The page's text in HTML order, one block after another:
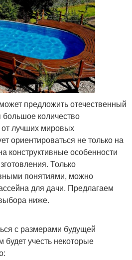
предложить отечественный
количество
лучших мировых
ориентироваться не только на
конструктивные особенности
Только
понятиями, можно
для дачи. Предлагаем
ниже.
с размерами будущей
учесть некоторые